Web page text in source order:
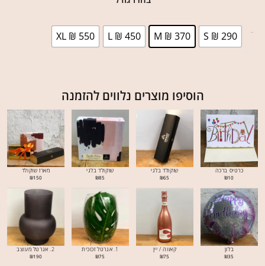
S ₪ 290
M ₪ 370
L ₪ 450
XL ₪ 550
הוסיפו מוצרים נלווים להזמנה
כרטיס ברכה
₪10
שוקולד בלגי
₪65
שוקולד בלגי
₪85
מארז שוקולד
₪150
בלון
₪35
קאווה / יין
₪75
1. אגרטל זכוכית
₪75
2. אגרטל מעוצב
₪190